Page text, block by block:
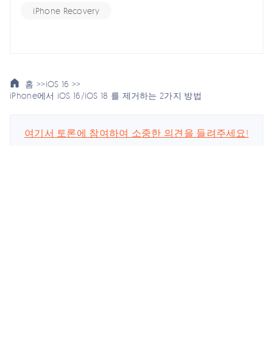
iPhone Recovery
홈 >>iOS 16 >>
iPhone에서 iOS 16/iOS 18 를 제거하는 2가지 방법
여기서 토론에 참여하여 소중한 의견을 들려주세요!